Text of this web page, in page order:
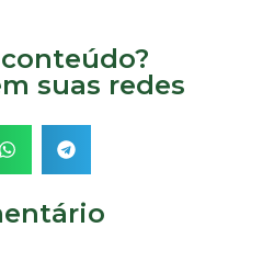
suas redes